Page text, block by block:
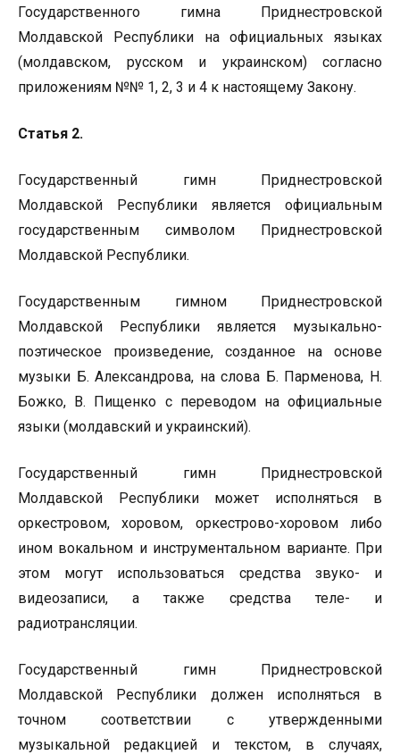
Государственного гимна Приднестровской
Молдавской Республики на официальных языках
(молдавском, русском и украинском) согласно
приложениям №№ 1, 2, 3 и 4 к настоящему Закону.
Статья 2.
Государственный гимн Приднестровской
Молдавской Республики является официальным
государственным символом Приднестровской
Молдавской Республики.
Государственным гимном Приднестровской
Молдавской Республики является музыкально-
поэтическое произведение, созданное на основе
музыки Б. Александрова, на слова Б. Парменова, Н.
Божко, В. Пищенко с переводом на официальные
языки (молдавский и украинский).
Государственный гимн Приднестровской
Молдавской Республики может исполняться в
оркестровом, хоровом, оркестрово-хоровом либо
ином вокальном и инструментальном варианте. При
этом могут использоваться средства звуко- и
видеозаписи, а также средства теле- и
радиотрансляции.
Государственный гимн Приднестровской
Молдавской Республики должен исполняться в
точном соответствии с утвержденными
музыкальной редакцией и текстом, в случаях,